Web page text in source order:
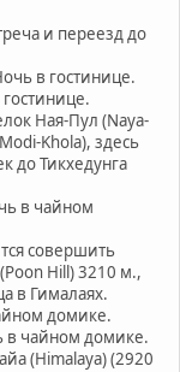
и переезд до
в гостинице.
Ная-Пул (Naya-
Khola), здесь
до Тикхедунга
в чайном
совершить
Hill) 3210 м.,
в Гималаях.
домике.
в чайном домике.
(Himalaya) (2920